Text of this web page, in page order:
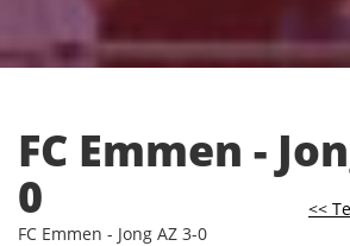
FC Emmen - Jong
0
<<
FC Emmen - Jong AZ 3-0